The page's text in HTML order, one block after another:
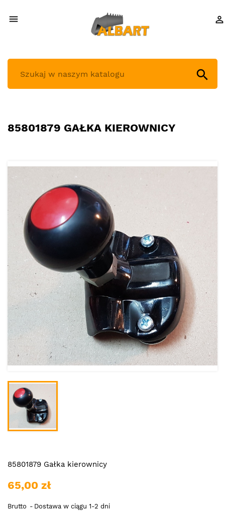
 

85801879 GAŁKA KIEROWNICY
85801879 Gałka kierownicy
65,00 zł
Brutto Dostawa w ciągu 1-2 dni